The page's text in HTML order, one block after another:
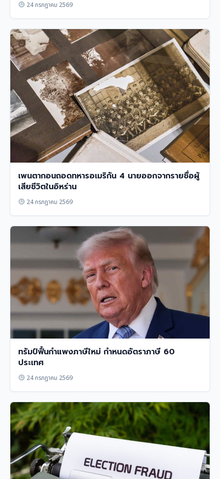
24 กรกฎาคม 2569
เพนตากอนถอดทหารอเมริกัน 4 นายออกจากรายชื่อผู้
เสียชีวิตในอิหร่าน
24 กรกฎาคม 2569
ทรัมป์ฟื้นกำแพงภาษีใหม่ กำหนดอัตราภาษี 60
ประเทศ
24 กรกฎาคม 2569